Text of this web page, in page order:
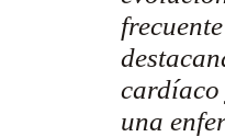
cardíaco
una